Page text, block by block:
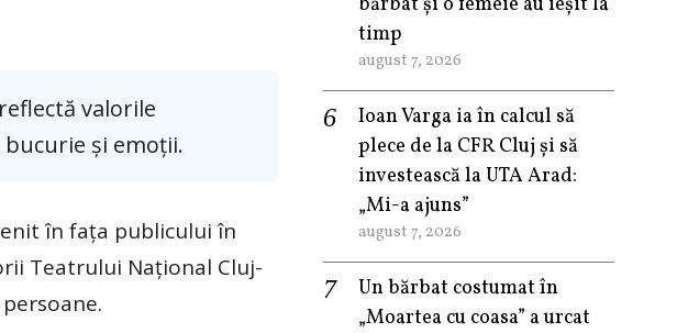
valorile
și emoții.
în fața publicului în
Teatrului Național Cluj-
timp
august 7, 2026
Ioan Varga ia în calcul să
plece de la CFR Cluj și să
investească la UTA Arad:
„Mi-a ajuns”
august 7, 2026
Un bărbat costumat în
„Moartea cu coasa” a urcat